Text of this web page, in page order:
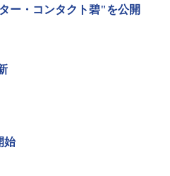
ー・コンタクト碧"を公開
始